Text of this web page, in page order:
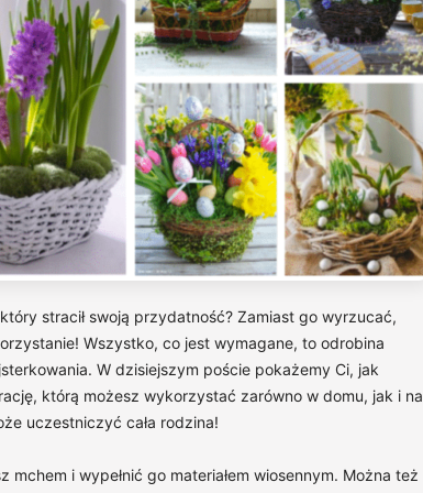
stracił swoją przydatność? Zamiast go wyrzucać,
Wszystko, co jest wymagane, to odrobina
W dzisiejszym poście pokażemy Ci, jak
którą możesz wykorzystać zarówno w domu, jak i na
uczestniczyć cała rodzina!
mchem i wypełnić go materiałem wiosennym. Można też